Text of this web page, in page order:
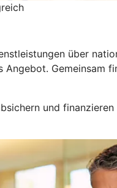
über
Angebot. Gemeinsam
und finanzieren